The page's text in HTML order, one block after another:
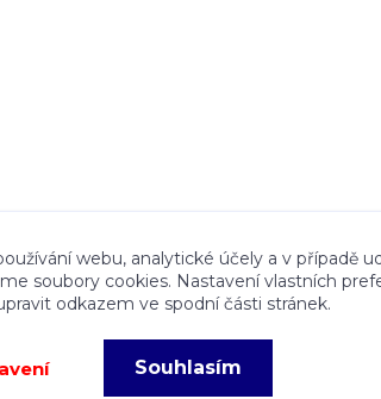
na stránkách Talocan.cz a
je zakázáno.
webu, analytické účely a v případě
soubory cookies. Nastavení vlastních
odkazem ve spodní části stránek.
Souhlasím